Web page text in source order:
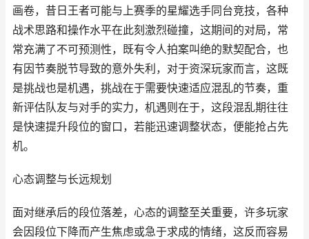
画卷，昔日王者可能与上赛季的星耀选手同台竞技，各种
战术思路和操作水平在此刻激烈碰撞，这期间的对局，常
常充满了不可预测性，既有令人拍案叫绝的默契配合，也
有因节奏脱节导致的意外失利，对于资深玩家而言，这既
是挑战也是机遇，挑战在于需要快速适应混乱的节奏，重
新评估队友与对手的实力，机遇则在于，这段混乱期往往
是快速提升段位的窗口，若能迅速调整状态，便能抢占先
机。
心态调整与长远规划
面对继承后的段位落差，心态的调整至关重要，许多玩家
会因段位下降而产生焦虑或急于求成的情绪，这反而容易